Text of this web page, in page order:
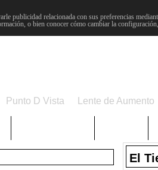
publicidad relacionada con sus preferencias
o bien conocer cómo cambiar la
Punto D Vista Lente de Aumento
El